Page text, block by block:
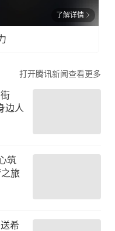
了解详情
打开腾讯新闻查看更多
边人
筑
旅
希